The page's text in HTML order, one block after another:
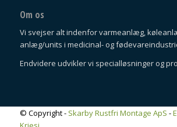
Om os
Vi svejser alt indenfor varmeanlæg,
anlæg/units i medicinal- og
Endvidere udvikler vi specialløsninger og
© Copyright - Skarby Rustfri Montage ApS -